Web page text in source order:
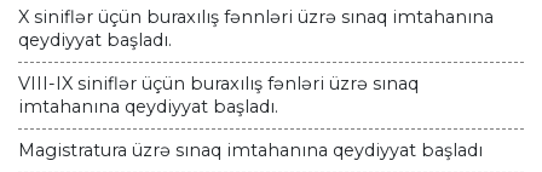
X siniflər üçün buraxılış fənnləri üzrə sınaq imtahanına
qeydiyyat başladı.
VIII-IX siniflər üçün buraxılış fənləri üzrə sınaq
imtahanına qeydiyyat başladı.
Magistratura üzrə sınaq imtahanına qeydiyyat başladı